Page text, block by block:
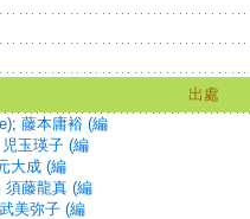
出處
; 藤本庸裕 (編
児玉瑛子 (編
大成 (編
須藤龍真 (編
美弥子 (編